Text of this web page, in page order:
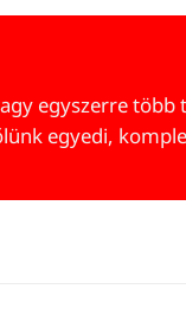
egyszerre
egyedi,